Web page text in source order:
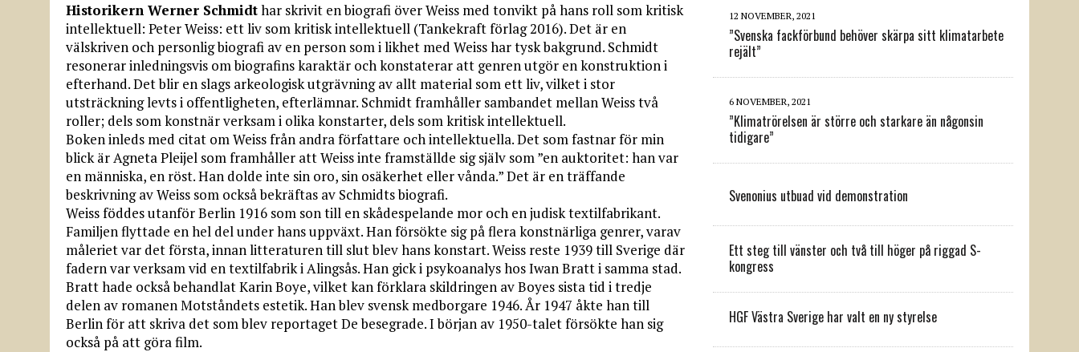
Historikern Werner Schmidthar skrivit en biografi över Weiss med tonvikt på hans roll som kritisk
intellektuell: Peter Weiss: ett liv som kritisk intellektuell (Tankekraft förlag 2016). Det är en
välskriven och personlig biografi av en person som i likhet med Weiss har tysk bakgrund. Schmidt
resonerar inledningsvis om biografins karaktär och konstaterar att genren utgör en konstruktion i
efterhand. Det blir en slags arkeologisk utgrävning av allt material som ett liv, vilket i stor
utsträckning levts i offentligheten, efterlämnar. Schmidt framhåller sambandet mellan Weiss två
roller; dels som konstnär verksam i olika konstarter, dels som kritisk intellektuell.
Boken inleds med citat om Weiss från andra författare och intellektuella. Det som fastnar för min
blick är Agneta Pleijel som framhåller att Weiss inte framställde sig själv som ”en auktoritet: han var
en människa, en röst. Han dolde inte sin oro, sin osäkerhet eller vånda.” Det är en träffande
beskrivning av Weiss som också bekräftas av Schmidts biografi.
Weiss föddes utanför Berlin 1916 som son till en skådespelande mor och en judisk textilfabrikant.
Familjen flyttade en hel del under hans uppväxt. Han försökte sig på flera konstnärliga genrer, varav
måleriet var det första, innan litteraturen till slut blev hans konstart. Weiss reste 1939 till Sverige där
fadern var verksam vid en textilfabrik i Alingsås. Han gick i psykoanalys hos Iwan Bratt i samma stad.
Bratt hade också behandlat Karin Boye, vilket kan förklara skildringen av Boyes sista tid i tredje
delen av romanen Motståndets estetik. Han blev svensk medborgare 1946. År 1947 åkte han till
Berlin för att skriva det som blev reportaget De besegrade. I början av 1950-talet försökte han sig
också på att göra film.
12 NOVEMBER, 2021
”Svenska fackförbund behöver skärpa sitt klimatarbete
rejält”
6 NOVEMBER, 2021
”Klimatrörelsen är större och starkare än någonsin
tidigare”
Svenonius utbuad vid demonstration
Ett steg till vänster och två till höger på riggad S-
kongress
HGF Västra Sverige har valt en ny styrelse